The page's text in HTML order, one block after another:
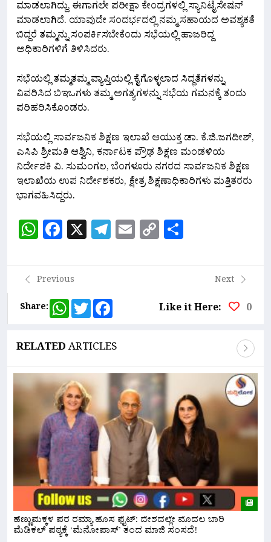
ಮಾಡಲಾಗಿದ್ದು, ಈಗಾಗಲೇ ಪರೀಕ್ಷಾ ಕೇಂದ್ರಗಳಲ್ಲಿ ಸ್ಯಾನಿಟೈಸೇಷನ್
ಮಾಡಲಾಗಿದೆ. ಯಾವುದೇ ಸಂದರ್ಭದಲ್ಲಿ ನಮ್ಮ ಸಹಾಯದ ಅವಶ್ಯಕತೆ
ಬಿದ್ದರೆ ತಮ್ಮನ್ನು ಸಂಪರ್ಕಿಸಬೇಕೆಂದು ಸಭೆಯಲ್ಲಿ ಹಾಜರಿದ್ದ
ಅಧಿಕಾರಿಗಳಿಗೆ ತಿಳಿಸಿದರು.
ಸಭೆಯಲ್ಲಿ ತಮ್ಮತಮ್ಮ ವ್ಯಾಪ್ತಿಯಲ್ಲಿ ಕೈಗೊಳ್ಳಲಾದ ಸಿದ್ಧತೆಗಳನ್ನು
ವಿವರಿಸಿದ ಬಿಇಒಗಳು ತಮ್ಮ ಅಗತ್ಯಗಳನ್ನು ಸಭೆಯ ಗಮನಕ್ಕೆ ತಂದು
ಪರಿಹರಿಸಿಕೊಂಡರು.
ಸಭೆಯಲ್ಲಿ ಸಾರ್ವಜನಿಕ ಶಿಕ್ಷಣ ಇಲಾಖೆ ಆಯುಕ್ತ ಡಾ. ಕೆ.ಜಿ.ಜಗದೀಶ್,
ಎಸಿಪಿ ಶ್ರೀಮತಿ ಆಶ್ವಿನಿ, ಕರ್ನಾಟಕ ಪ್ರೌಢ ಶಿಕ್ಷಣ ಮಂಡಳಿಯ
ನಿರ್ದೇಶಕಿ ವಿ. ಸುಮಂಗಲ, ಬೆಂಗಳೂರು ನಗರದ ಸಾರ್ವಜನಿಕ ಶಿಕ್ಷಣ
ಇಲಾಖೆಯ ಉಪ ನಿರ್ದೇಶಕರು, ಕ್ಷೇತ್ರ ಶಿಕ್ಷಣಾಧಿಕಾರಿಗಳು ಮತ್ತಿತರರು
ಭಾಗವಹಿಸಿದ್ದರು.
WhatsApp
Facebook
X Telegram
Email
Copy
Link
Previous
Next
Share:
WhatsApp
Twitter Like it Here: 0
RELATEDARTICLES
ಹೆಣ್ಣುಮಕ್ಕಳ ಪರ ರಮ್ಯಾ ಹೊಸ ಫೈಟ್: ದೇಶದಲ್ಲೇ ಮೊದಲ ಬಾರಿ
ಮೆಡಿಕಲ್ ಪಠ್ಯಕ್ಕೆ ‘ಮೆನೋಪಾಸ್’ ತಂದ ಮಾಜಿ ಸಂಸದೆ!